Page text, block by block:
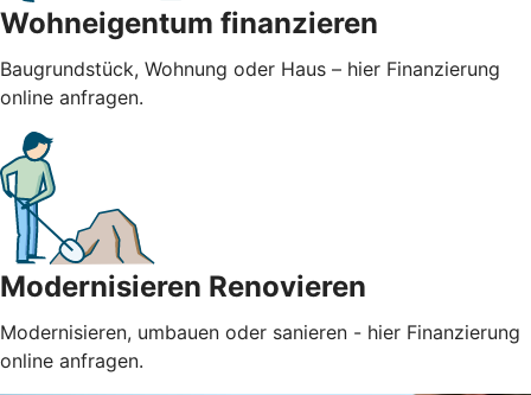
Wohneigentum finanzieren
Baugrundstück, Wohnung oder Haus – hier Finanzierung
online anfragen.
Modernisieren Renovieren
Modernisieren, umbauen oder sanieren - hier Finanzierung
online anfragen.